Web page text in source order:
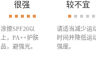
很强
涂擦SPF20以
上，PA++护肤
品，避强光。
较不宜
请适当减少运
时间并降低运
强度。